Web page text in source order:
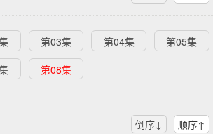
第03集 第04集
第05集
第08集
倒序↓ 顺序↑